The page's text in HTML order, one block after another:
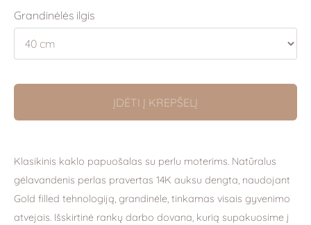
Grandinėlės ilgis
ĮDĖTI Į KREPŠELĮ
Klasikinis kaklo papuošalas su perlu moterims. Natūralus
gėlavandenis perlas pravertas 14K auksu dengta, naudojant
Gold filled tehnologiją, grandinėle, tinkamas visais gyvenimo
atvejais. Išskirtinė rankų darbo dovana, kurią supakuosime į